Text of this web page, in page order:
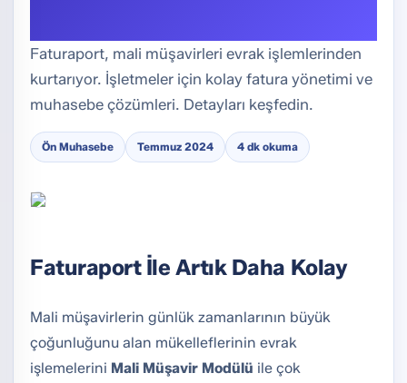
Faturaport, mali müşavirleri evrak işlemlerinden
kurtarıyor. İşletmeler için kolay fatura yönetimi ve
muhasebe çözümleri. Detayları keşfedin.
Ön Muhasebe Temmuz 2024 4 dk okuma
Faturaport İle Artık Daha Kolay
Mali müşavirlerin günlük zamanlarının büyük
çoğunluğunu alan mükelleflerinin evrak
işlemelerini Mali Müşavir Modülü ile çok